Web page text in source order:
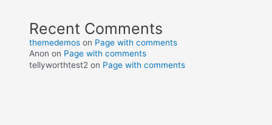
Recent Comments
themedemos on Page with comments
Anon on Page with comments
tellyworthtest2 on Page with comments